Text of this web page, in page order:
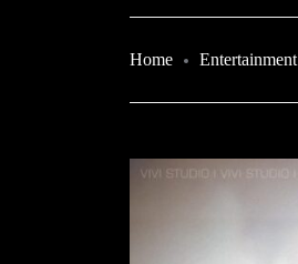
Home Entertainment